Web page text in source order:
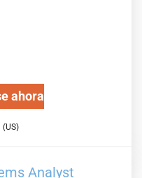
ahora
(US)
Analyst